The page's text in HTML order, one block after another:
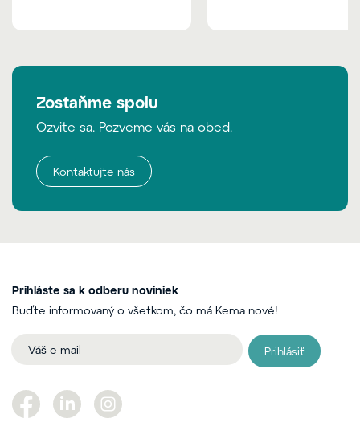
Zostaňme spolu
Ozvite sa. Pozveme vás na obed.
Kontaktujte nás
Prihláste sa k odberu noviniek
Buďte informovaný o všetkom, čo má Kema nové!
Prihlásiť